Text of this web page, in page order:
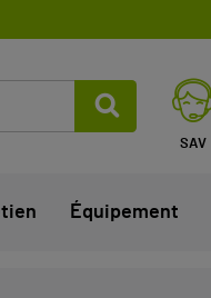
SAV
Équipement